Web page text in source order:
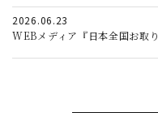
2026.06.23